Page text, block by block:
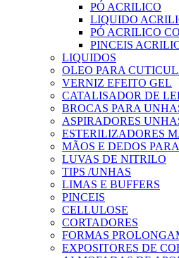
PÓ ACRILICO
LIQUIDO
PÓ ACRILICO
PINCEIS
LIQUIDOS
OLEO PARA
VERNIZ EFEITO GEL
CATALISADOR DE
BROCAS PARA
ASPIRADORES
ESTERILIZADORES
MÃOS E DEDOS
LUVAS DE NITRILO
TIPS /UNHAS
LIMAS E BUFFERS
PINCEIS
CELLULOSE
CORTADORES
FORMAS
EXPOSITORES DE